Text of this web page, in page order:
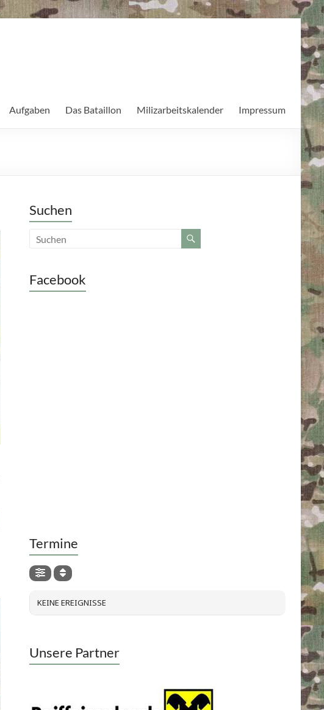
Aufgaben Das Bataillon Milizarbeitskalender Impressum
Suchen
Facebook
Termine
KEINE EREIGNISSE
Unsere Partner